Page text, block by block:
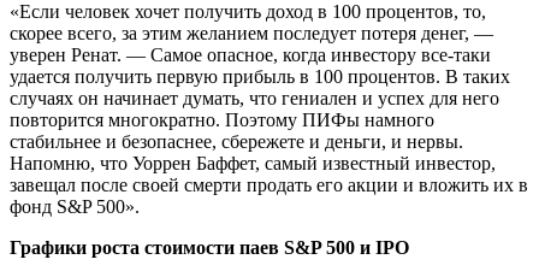
«Если человек хочет получить доход в 100 процентов, то,
скорее всего, за этим желанием последует потеря денег, —
уверен Ренат. — Самое опасное, когда инвестору все-таки
удается получить первую прибыль в 100 процентов. В таких
случаях он начинает думать, что гениален и успех для него
повторится многократно. Поэтому ПИФы намного
стабильнее и безопаснее, сбережете и деньги, и нервы.
Напомню, что Уоррен Баффет, самый известный инвестор,
завещал после своей смерти продать его акции и вложить их в
фонд S&P 500».
Графики роста стоимости паев S&P 500 и IPO